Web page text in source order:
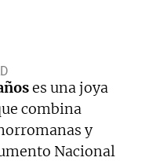
es una joya
combina
y
Nacional